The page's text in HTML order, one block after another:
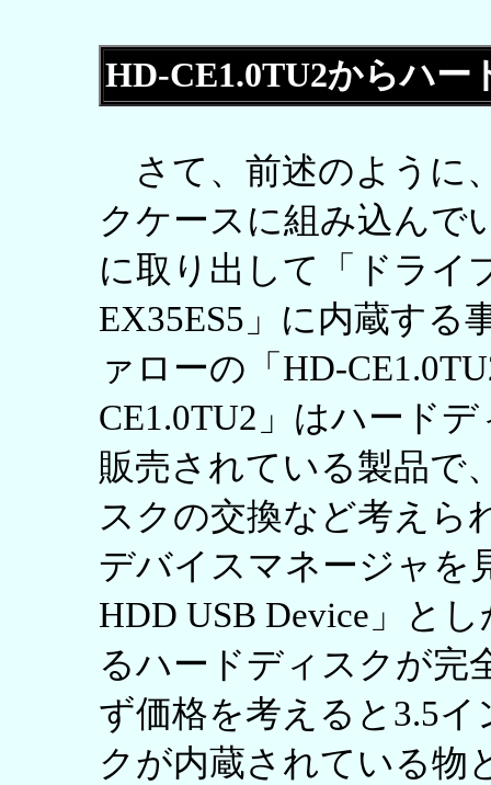
HD-CE1.0TU2からハ
さて、前述のように
クケースに組み込んで
に取り出して「ドライ
EX35ES5」に内蔵する
ァローの「HD-
CE1.0TU2」はハード
販売されている製品で
スクの交換など考えら
デバイスマネージャを
HDD USB Device」と
るハードディスクが完
ず価格を考えると3.5
クが内蔵されている物